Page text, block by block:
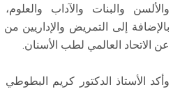
والألسن والبنات والآداب
بالإضافة إلى التمريض والإداريين
عن الاتحاد العالمي لطب الأسنان.
وأكد الأستاذ الدكتور كريم